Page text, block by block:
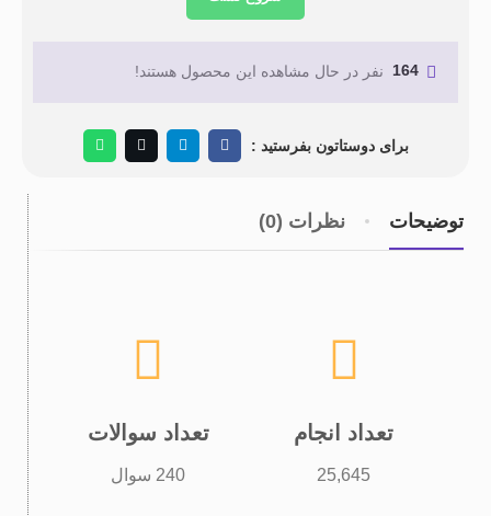
164 نفر در حال مشاهده این محصول هستند!
برای دوستاتون بفرستید :
توضیحات نظرات (0)
تعداد انجام
25,645
تعداد سوالات
240 سوال